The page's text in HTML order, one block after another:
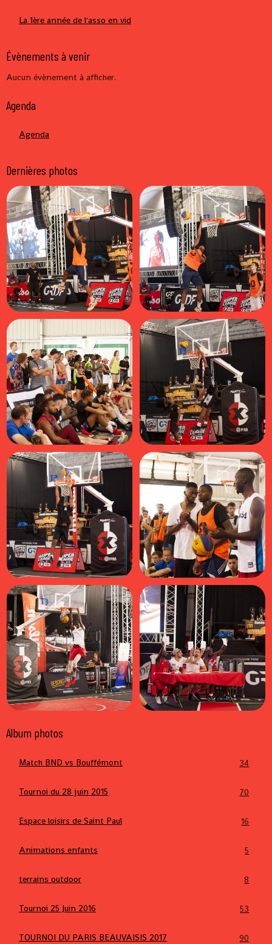
La 1ère année de l'asso en vid
Évènements à venir
Aucun évènement à afficher.
Agenda
Agenda
Dernières photos
Album photos
Match BND vs Bouffémont 34
Tournoi du 28 juin 2015 70
Espace loisirs de Saint Paul 16
Animations enfants 5
terrains outdoor 8
Tournoi 25 Juin 2016 53
TOURNOI DU PARIS BEAUVAISIS 2017 90